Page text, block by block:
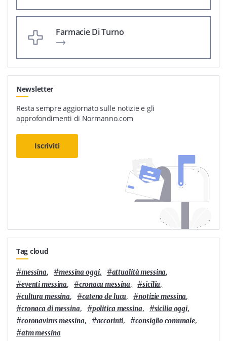
Farmacie Di Turno
Newsletter
Resta sempre aggiornato sulle notizie e gli
approfondimenti di Normanno.com
Iscriviti
Tag cloud
#messina, #messina oggi, #attualità messina,
#eventi messina, #cronaca messina, #sicilia,
#cultura messina, #cateno de luca, #notizie messina,
#cronaca di messina, #politica messina, #sicilia oggi,
#coronavirus messina, #accorinti, #consiglio comunale,
#atm messina